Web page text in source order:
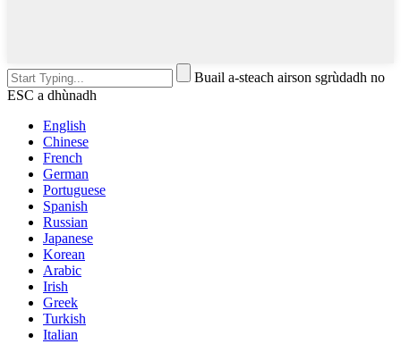
Buail a-steach airson sgrùdadh no
ESC a dhùnadh
English
Chinese
French
German
Portuguese
Spanish
Russian
Japanese
Korean
Arabic
Irish
Greek
Turkish
Italian